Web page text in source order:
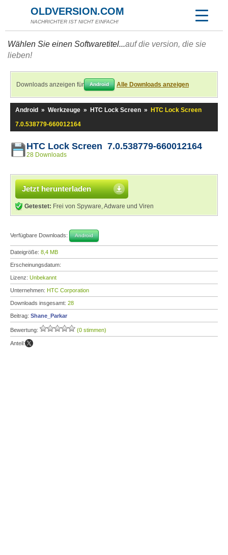
OLDVERSION.COM
NACHRICHTER IST NICHT EINFACH!
Wählen Sie einen Softwaretitel...auf die version, die sie
lieben!
Downloads anzeigen für Android Alle Downloads anzeigen
Android » Werkzeuge » HTC Lock Screen »
HTC Lock Screen
7.0.538779-660012164
HTC Lock Screen 7.0.538779-660012164
28 Downloads
Jetzt herunterladen
Getestet: Frei von Spyware, Adware und Viren
Verfügbare Downloads: Android
Dateigröße: 8,4 MB
Erscheinungsdatum:
Lizenz: Unbekannt
Unternehmen: HTC Corporation
Downloads insgesamt: 28
Beitrag: Shane_Parkar
Bewertung: (0 stimmen)
Anteil: